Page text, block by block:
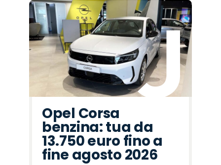
Promo
Land
Rover
Promo
Lancia
Promo
Mazda
Promo
Jeep
Promo
Jaecoo
Promo
Hyundai
Promo
Omoda
Promo
Opel
Promo
Cupra
Promo
Abarth
Promo
Seat
Promo
Fiat
Promo
Peugeot
Promo
Citroën
Promo
Alfa
Romeo
Opel Corsa
benzina: tua da
13.750 euro fino a
fine agosto 2026